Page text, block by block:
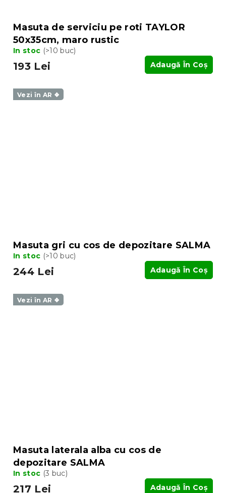
Masuta de serviciu pe roti TAYLOR
50x35cm, maro rustic
In stoc (>10 buc)
193 Lei Adaugă În Coş
Vezi în AR ❖
Masuta gri cu cos de depozitare SALMA
In stoc (>10 buc)
244 Lei Adaugă În Coş
Vezi în AR ❖
Masuta laterala alba cu cos de
depozitare SALMA
In stoc (3 buc)
217 Lei Adaugă În Coş